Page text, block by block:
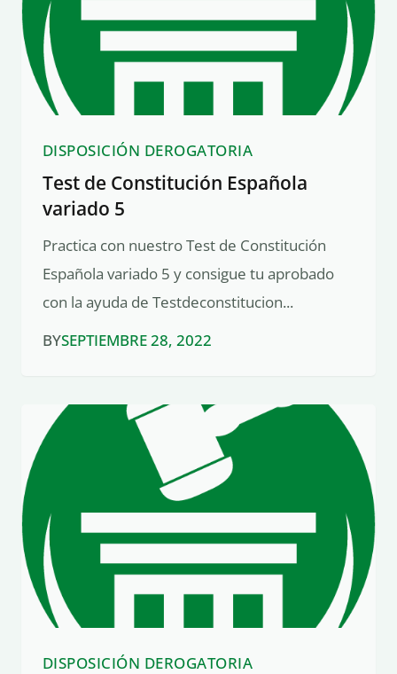
DISPOSICIÓN DEROGATORIA
Test de Constitución Española
variado 5
Practica con nuestro Test de Constitución
Española variado 5 y consigue tu aprobado
con la ayuda de Testdeconstitucion...
BYSEPTIEMBRE 28, 2022
DISPOSICIÓN DEROGATORIA